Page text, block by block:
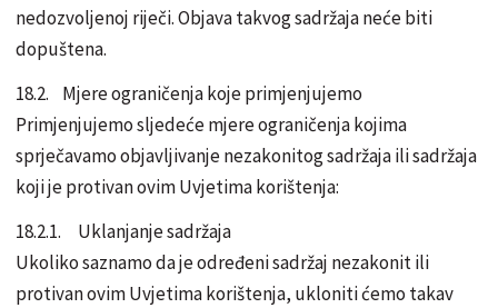
nedozvoljenoj riječi. Objava takvog sadržaja neće biti
dopuštena.
18.2. Mjere ograničenja koje primjenjujemo
Primjenjujemo sljedeće mjere ograničenja kojima
sprječavamo objavljivanje nezakonitog sadržaja ili sadržaja
koji je protivan ovim Uvjetima korištenja:
18.2.1. Uklanjanje sadržaja
Ukoliko saznamo da je određeni sadržaj nezakonit ili
protivan ovim Uvjetima korištenja, ukloniti ćemo takav